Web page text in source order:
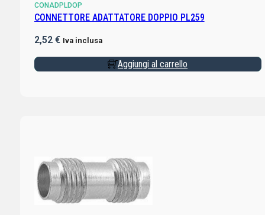
CONADPLDOP
CONNETTORE ADATTATORE DOPPIO PL259
2,52 € Iva inclusa
Aggiungi al carrello